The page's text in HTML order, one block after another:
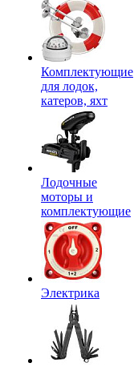
Комплектующие
для лодок,
катеров, яхт
Лодочные
моторы и
комплектующие
Электрика